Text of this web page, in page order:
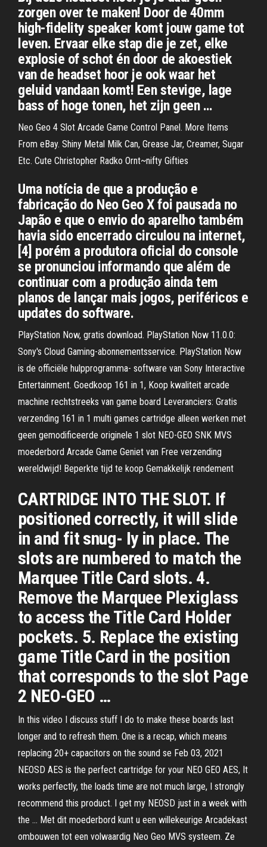
zorgen over te maken! Door de 40mm
high-fidelity speaker komt jouw game tot
leven. Ervaar elke stap die je zet, elke
explosie of schot én door de akoestiek
van de headset hoor je ook waar het
geluid vandaan komt! Een stevige, lage
bass of hoge tonen, het zijn geen …
Neo Geo 4 Slot Arcade Game Control Panel. More Items
From eBay. Shiny Metal Milk Can, Grease Jar, Creamer, Sugar
Etc. Cute Christopher Radko Ornt~nifty Gifties
Uma notícia de que a produção e
fabricação do Neo Geo X foi pausada no
Japão e que o envio do aparelho também
havia sido encerrado circulou na internet,
[4] porém a produtora oficial do console
se pronunciou informando que além de
continuar com a produção ainda tem
planos de lançar mais jogos, periféricos e
updates do software.
PlayStation Now, gratis download. PlayStation Now 11.0.0:
Sony's Cloud Gaming-abonnementsservice. PlayStation Now
is de officiële hulpprogramma- software van Sony Interactive
Entertainment. Goedkoop 161 in 1, Koop kwaliteit arcade
machine rechtstreeks van game board Leveranciers: Gratis
verzending 161 in 1 multi games cartridge alleen werken met
geen gemodificeerde originele 1 slot NEO-GEO SNK MVS
moederbord Arcade Game Geniet van Free verzending
wereldwijd! Beperkte tijd te koop Gemakkelijk rendement
CARTRIDGE INTO THE SLOT. If
positioned correctly, it will slide
in and fit snug- Iy in place. The
slots are numbered to match the
Marquee Title Card slots. 4.
Remove the Marquee Plexiglass
to access the Title Card Holder
pockets. 5. Replace the existing
game Title Card in the position
that corresponds to the slot Page
2 NEO-GEO …
In this video I discuss stuff I do to make these boards last
longer and to refresh them. One is a recap, which means
replacing 20+ capacitors on the sound se Feb 03, 2021
NEOSD AES is the perfect cartridge for your NEO GEO AES, It
works perfectly, the loads time are not much large, I strongly
recommend this product. I get my NEOSD just in a week with
the … Met dit moederbord kunt u een willekeurige Arcadekast
ombouwen tot een volwaardig Neo Geo MVS systeem. Ze